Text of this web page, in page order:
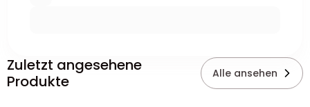
Zuletzt angesehene
Produkte
Alle ansehen